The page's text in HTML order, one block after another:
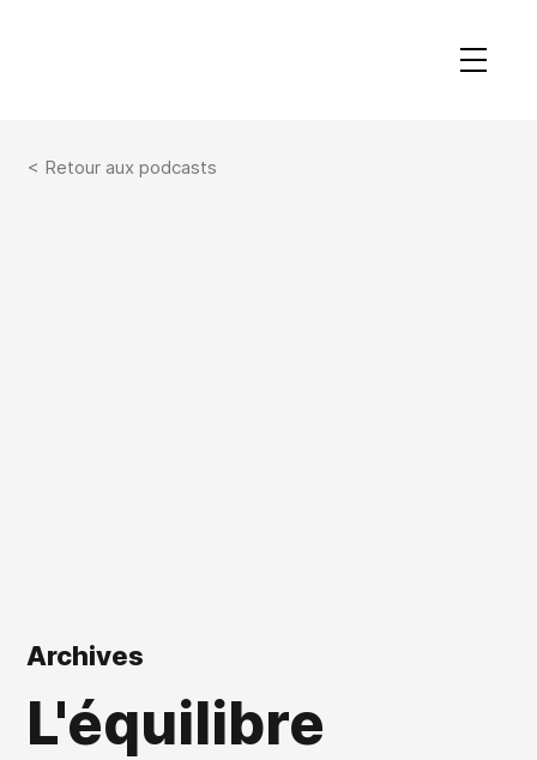
< Retour aux podcasts
Archives
L'équilibre